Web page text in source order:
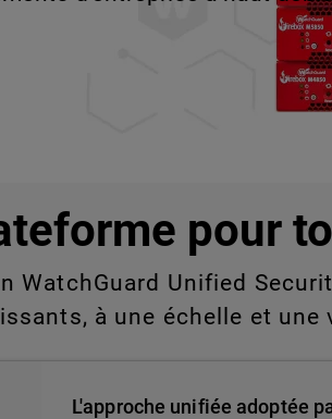
que vous ne pouvez
à grande échelle.
pour
WatchGuard Unified
à une échelle et
L'approche unifiée adoptée